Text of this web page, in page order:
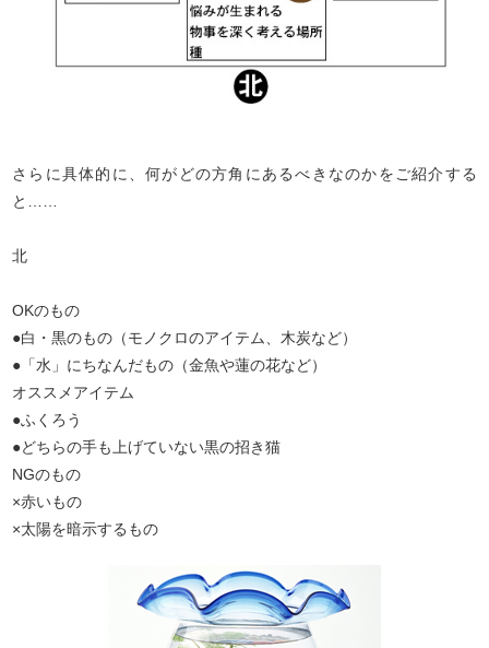
さらに具体的に、何がどの方角にあるべきなのかをご紹介する
と……
北
OKのもの
●白・黒のもの（モノクロのアイテム、木炭など）
●「水」にちなんだもの（金魚や蓮の花など）
オススメアイテム
●ふくろう
●どちらの手も上げていない黒の招き猫
NGのもの
×赤いもの
×太陽を暗示するもの